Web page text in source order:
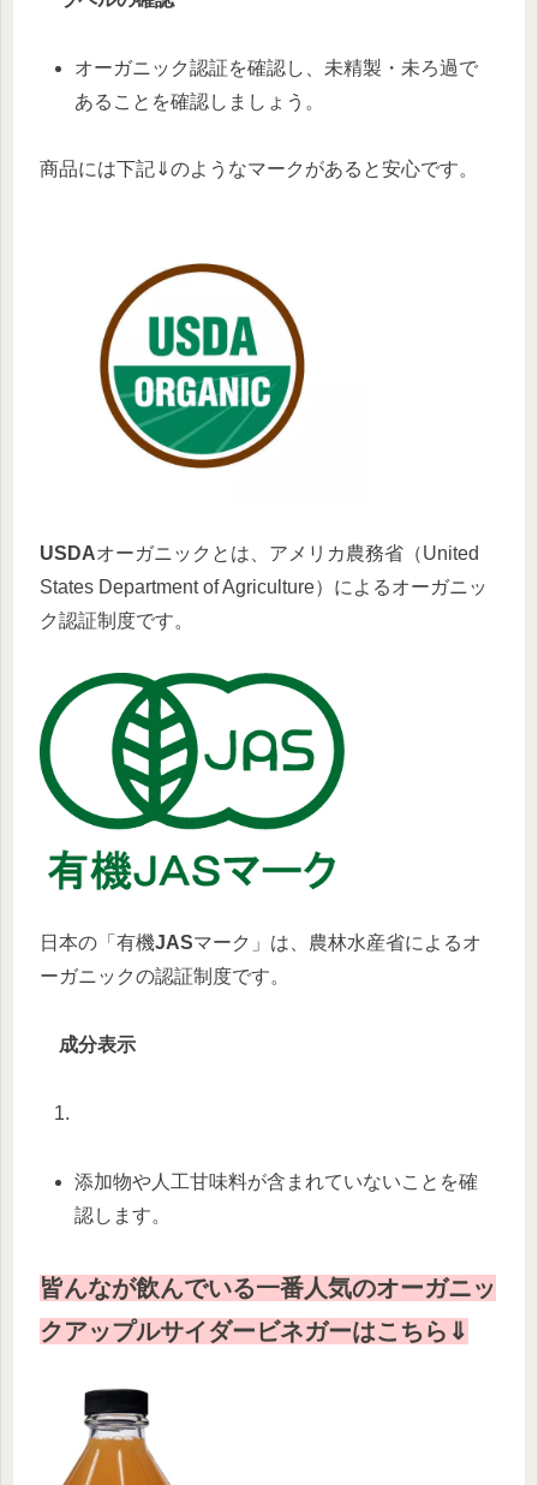
オーガニック認証を確認し、未精製・未ろ過で
あることを確認しましょう。
商品には下記⇓のようなマークがあると安心です。
USDAオーガニックとは、アメリカ農務省（United
States Department of Agriculture）によるオーガニッ
ク認証制度です。
日本の「有機JASマーク」は、農林水産省によるオ
ーガニックの認証制度です。
成分表示
添加物や人工甘味料が含まれていないことを確
認します。
皆んなが飲んでいる一番人気のオーガニッ
クアップルサイダービネガーはこちら⇓